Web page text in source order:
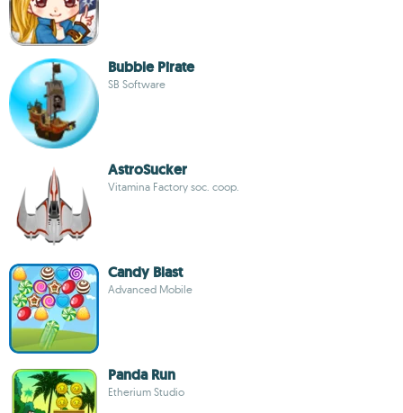
Bubble Pirate
SB Software
AstroSucker
Vitamina Factory soc. coop.
Candy Blast
Advanced Mobile
Panda Run
Etherium Studio